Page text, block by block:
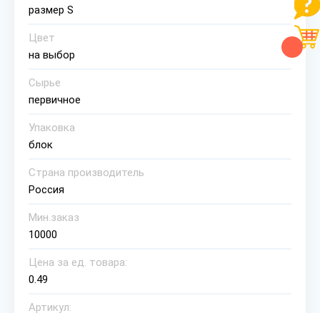
размер S
Цвет
на выбор
Сырье
первичное
Упаковка
блок
Страна производитель
Россия
Мин.заказ
10000
Цена за ед. товара:
0.49
Артикул: